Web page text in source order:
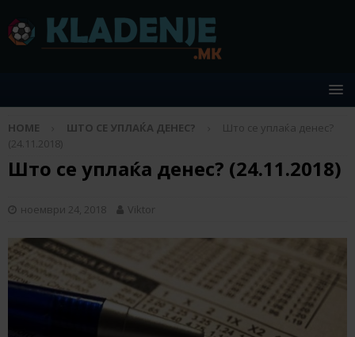
HOME ШТО СЕ УПЛАЌА ДЕНЕС?
Што се уплаќа денес?
(24.11.2018)
Што се уплаќа денес? (24.11.2018)
ноември 24, 2018 Viktor